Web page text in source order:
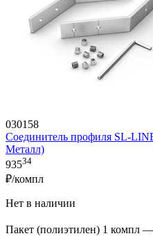
030158
Соединитель профиля SL-
Металл)
93534
₽/компл
Нет в наличии
Пакет (полиэтилен) 1 компл —